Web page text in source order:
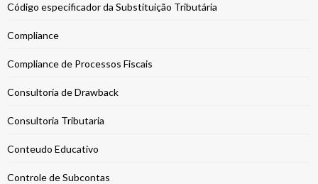
Código especificador da Substituição Tributária
Compliance
Compliance de Processos Fiscais
Consultoria de Drawback
Consultoria Tributaria
Conteudo Educativo
Controle de Subcontas